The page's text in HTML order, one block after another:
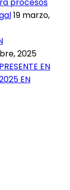
procesos
19 marzo,
2025
EN
EN